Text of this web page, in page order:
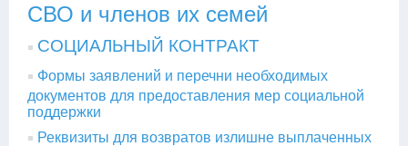
СВО и членов их семей
СОЦИАЛЬНЫЙ КОНТРАКТ
Формы заявлений и перечни необходимых
документов для предоставления мер социальной
поддержки
Реквизиты для возвратов излишне выплаченных